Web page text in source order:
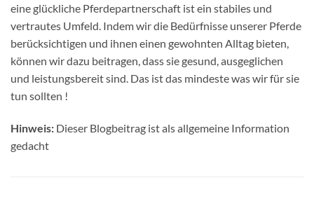
eine glückliche Pferdepartnerschaft ist ein stabiles und
vertrautes Umfeld. Indem wir die Bedürfnisse unserer Pferde
berücksichtigen und ihnen einen gewohnten Alltag bieten,
können wir dazu beitragen, dass sie gesund, ausgeglichen
und leistungsbereit sind. Das ist das mindeste was wir für sie
tun sollten !
Hinweis: Dieser Blogbeitrag ist als allgemeine Information
gedacht